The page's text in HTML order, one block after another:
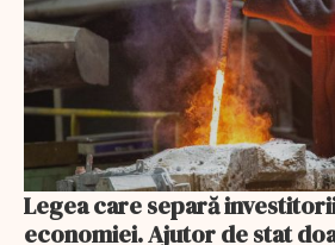
Legea care separă
economiei. Ajutor de stat